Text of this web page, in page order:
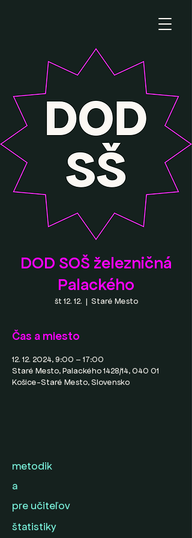
DOD SOŠ železničná
Palackého
št 12. 12.
  |
Staré Mesto
Čas a miesto
12. 12. 2024, 9:00 – 17:00
Staré Mesto, Palackého 1428/14, 040 01
Košice-Staré Mesto, Slovensko
metodik
a
pre učiteľov
štatistiky